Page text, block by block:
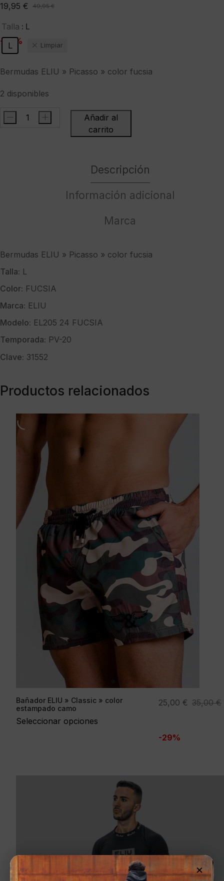
49,95€
El
precio
original
era:
19,95 €
El
precio
actual
es:
-60%
Talla : L
L
Limpiar
Bermudas ELIU » Picasso » color fucsia
2 disponibles
Bermudas
- +
Añadir al
carrito
Descripción
Información adicional
Marca
Bermudas ELIU » Picasso » color fucsia
Talla: L
Color: FUCSIA
Marca: ELIU
Modelo: EL205 24 FUCSIA
Temporada: PV-20
Clave: 31552
Productos relacionados
Bañador ELIU » Classic » color
estampado camo
Seleccionar opciones
35,00€
El
era:
25,00 €
El
es:
-29%
×